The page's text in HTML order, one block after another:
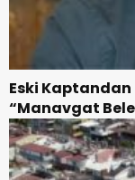
Eski
“Manavgat
Zamanı”